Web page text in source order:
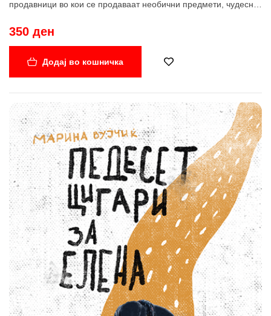
продавници во кои се продаваат необични предмети, чудесни
„Азбуката на куклата“. Инспирирана од расказите на Маргарет
Атвуд, Анџела Картер и Ширли Џексон, младата канадска
авторка Камила Грудова создава еден необичен книжевен
имагинативност и оригиналност, но исто така и со моќта да
предизвикаат силна емоционална реакција кај читателот. Во
нив авторката ја изместува реалноста сосем доволно за да ги
задржи нејзините познати елементи, но истовремено и да ги
премести до границата на заумното, па дури и на апсурдното.
Светогледот во расказите варира од детски и наивен, до
гротескен и мрачен, спојувајќи ги елементите на
фантастиката, бајките и хоророт во еден вид современо
преосмислување на надреализмот. „Приказните на Камила
Грудова се како бајки што сонуваат дека се кошмари. Во нив
постои еден сосем нов свет, кој нè повикува да го откриеме за
потоа да нè зароби во себе.“ „Гардијан“ „Со овие раскази
Камила Грудова се вбројува во една долга, значајна и
исклучително привлечна книжевна традиција во која спаѓаат
браќата Грим, Франц Кафка, Анџела Картер, Џорџ Орвел,
Маргарет Атвуд и други автори чиишто дела ги истражуваат
350 ден
Додај во кошничка